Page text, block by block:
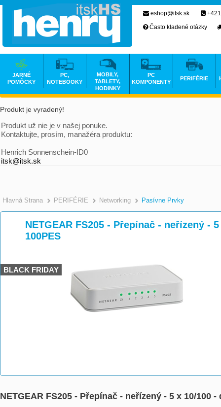
Produkt je vyradený!
Produkt už nie je v našej ponuke.
Kontaktujte, prosím, manažéra produktu:
Henrich Sonnenschein-ID0
itsk@itsk.sk
Hlavná Strana >
PERIFÉRIE >
Networking >
Pasívne Prvky
NETGEAR FS205 - Přepínač - neřízený -
100PES
BLACK FRIDAY
NETGEAR FS205 - Přepínač - neřízený - 5 x 10/100 -
eshop@itsk.sk
Často kladené otázky
JARNÉ
POMÔCKY
PC,
NOTEBOOKY
MOBILY,
TABLETY,
HODINKY
PC
KOMPONENTY
PERIFÉRIE